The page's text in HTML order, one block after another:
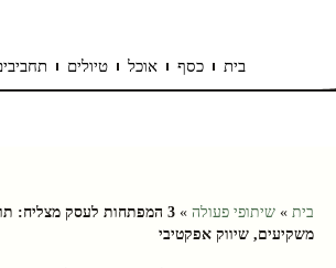
בית כסף אוכל טיולים
בית » שיתופי פעולה »
3 המפתחות לעסק מצליח:
משקיעים, שיווק אפקטיבי